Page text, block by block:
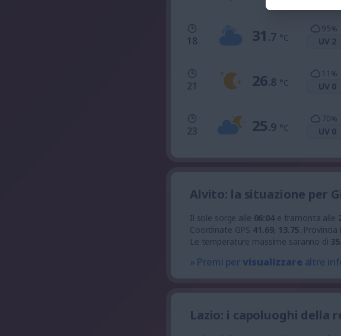
18 31 .7 °C
95%
UV 2
21 26.8 °C
11 %
UV 0
23 25.9 °C
70%
UV 0
Alvito: la situazione per
Il sole sorge alle 06:04e tramonta alle
Coordinate GPS 41.69, 13.75. Provincia
Le temperature massime saranno di
» Premi pervisualizzare altre
Lazio: i capoluoghi della